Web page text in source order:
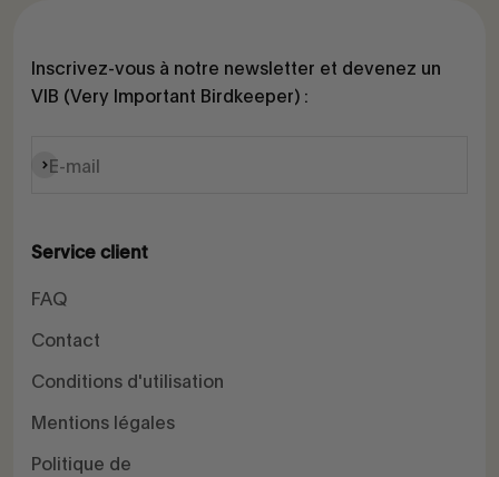
Inscrivez-vous à notre newsletter et devenez un
VIB (Very Important Birdkeeper) :
E-mail
S'inscrire
Service client
FAQ
Contact
Conditions d'utilisation
Mentions légales
Politique de